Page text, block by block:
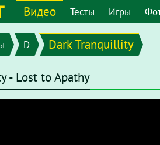
Видео Тесты Игры
D Dark Tranquillity
- Lost to Apathy